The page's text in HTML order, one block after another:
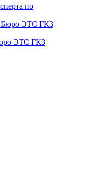
по
ЭТС ГКЗ